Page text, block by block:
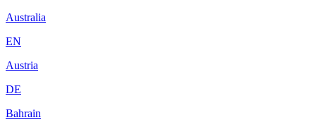
Australia
EN
Austria
DE
Bahrain